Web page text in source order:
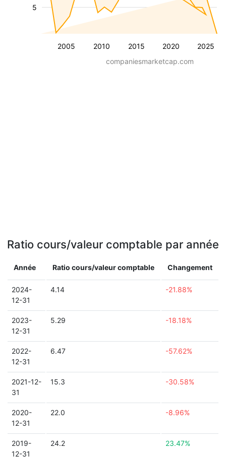
2005 2010 2015 2020 2025
5
companiesmarketcap.com
Ratio cours/valeur comptable par année
Année Ratio cours/valeur comptable Changement
2024-
12-31
4.14 -21.88%
2023-
12-31
5.29 -18.18%
2022-
12-31
6.47 -57.62%
2021-12-
31
15.3 -30.58%
2020-
12-31
22.0 -8.96%
2019-
12-31
24.2 23.47%